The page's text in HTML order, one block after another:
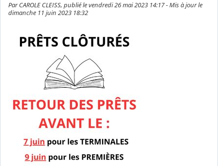
Par CAROLE CLEISS, publié le vendredi 26 mai 2023 14:17 - Mis à jour le
dimanche 11 juin 2023 18:32